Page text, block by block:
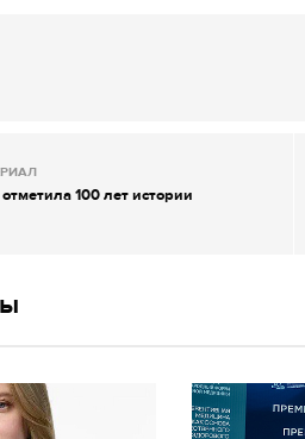
100 лет истории